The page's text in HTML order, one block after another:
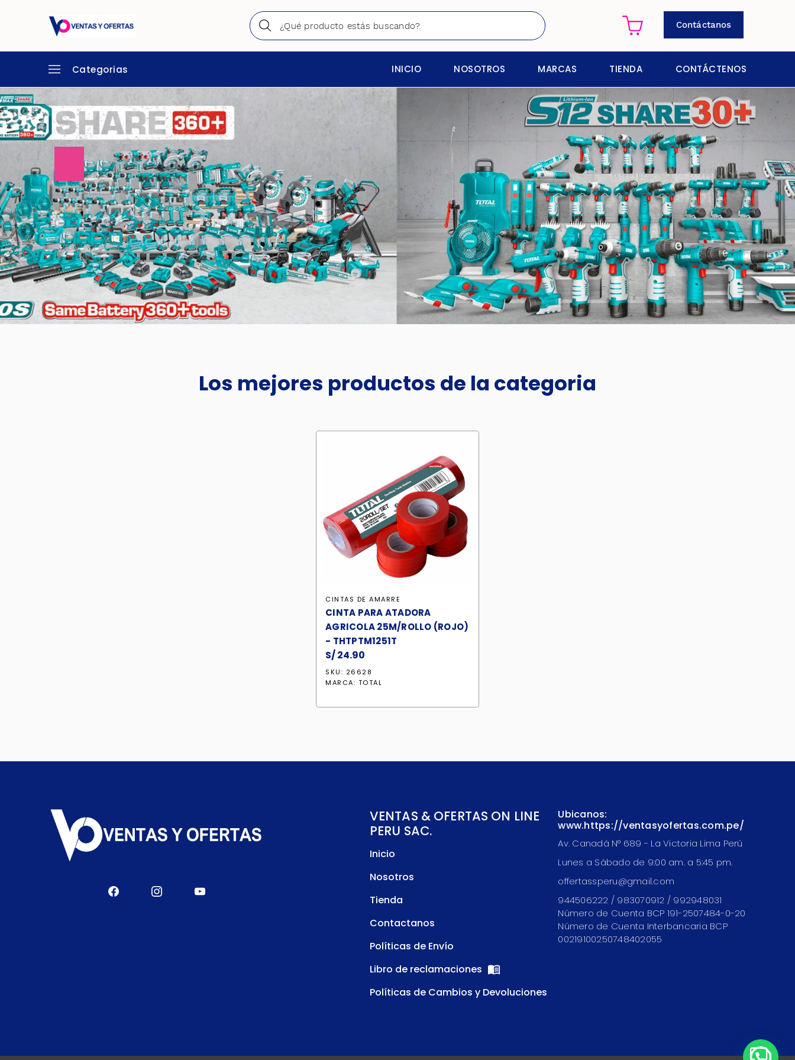
Contáctanos
Categorias INICIO NOSOTROS MARCAS TIENDA CONTÁCTENOS
Los mejores productos de la categoria
CINTAS DE AMARRE
CINTA PARA ATADORA
AGRICOLA 25M/ROLLO (ROJO)
- THTPTM1251T
S/24.90
SKU: 26628
MARCA: TOTAL
VENTAS & OFERTAS ON LINE
PERU SAC.
Inicio
Nosotros
Tienda
Contactanos
Políticas de Envío
Libro de reclamaciones
Políticas de Cambios y Devoluciones
Ubicanos:
www.https://ventasyofertas.com.pe/
Av. Canadá N° 689 - La Victoria Lima Perú
Lunes a Sábado de 9:00 am. a 5:45 pm.
offertassperu@gmail.com
944506222 / 983070912 / 992948031
Número de Cuenta BCP 191-2507484-0-20
Número de Cuenta Interbancaria BCP
00219100250748402055